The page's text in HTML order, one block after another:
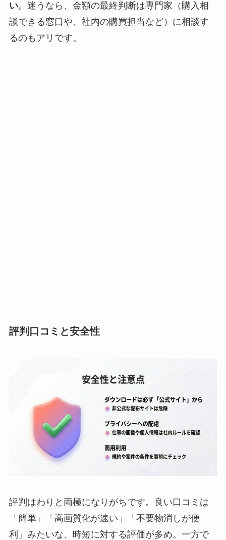
い。迷うなら、金額の最終判断は専門家（購入相
談できる窓口や、社内の購買担当など）に相談す
るのもアリです。
評判口コミと安全性
評判はわりと両極になりがちです。良い口コミは
「簡単」「高画質化が速い」「不要物消しが便
利」みたいな、時短に対する評価が多め。一方で